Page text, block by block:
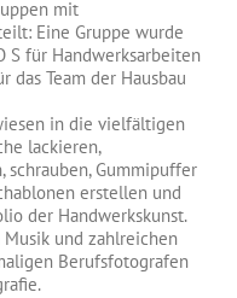
mit
Eine Gruppe wurde
S für Handwerksarbeiten
das Team der Hausbau
in die vielfältigen
lackieren,
schrauben, Gummipuffer
erstellen und
der Handwerkskunst.
und zahlreichen
Berufsfotografen